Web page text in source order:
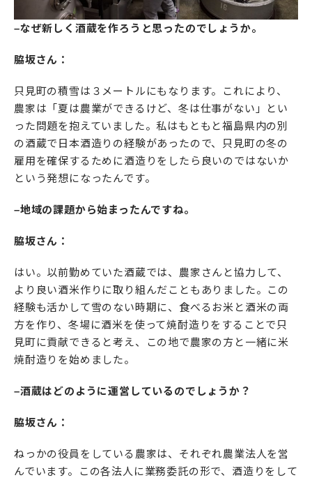
–なぜ新しく酒蔵を作ろうと思ったのでしょうか。
脇坂さん：
只見町の積雪は３メートルにもなります。これにより、
農家は「夏は農業ができるけど、冬は仕事がない」とい
った問題を抱えていました。私はもともと福島県内の別
の酒蔵で日本酒造りの経験があったので、只見町の冬の
雇用を確保するために酒造りをしたら良いのではないか
という発想になったんです。
–地域の課題から始まったんですね。
脇坂さん：
はい。以前勤めていた酒蔵では、農家さんと協力して、
より良い酒米作りに取り組んだこともありました。この
経験も活かして雪のない時期に、食べるお米と酒米の両
方を作り、冬場に酒米を使って焼酎造りをすることで只
見町に貢献できると考え、この地で農家の方と一緒に米
焼酎造りを始めました。
–酒蔵はどのように運営しているのでしょうか？
脇坂さん：
ねっかの役員をしている農家は、それぞれ農業法人を営
んでいます。この各法人に業務委託の形で、酒造りをして